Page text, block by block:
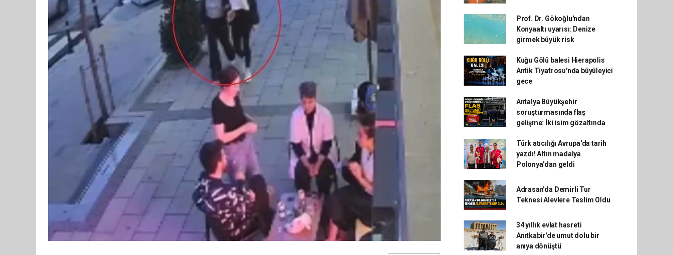
Prof. Dr. Gökoğlu'ndan
Konyaaltı uyarısı: Denize
girmek büyük risk
Kuğu Gölü balesi Hierapolis
Antik Tiyatrosu'nda büyüleyici
gece
Antalya Büyükşehir
soruşturmasında flaş
gelişme: İki isim gözaltında
Türk atıcılığı Avrupa'da tarih
yazdı! Altın madalya
Polonya'dan geldi
Adrasan'da Demirli Tur
Teknesi Alevlere Teslim Oldu
34 yıllık evlat hasreti
Anıtkabir'de umut dolu bir
anıya dönüştü